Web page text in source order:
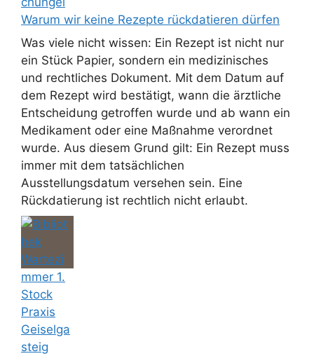
Warum wir keine Rezepte rückdatieren dürfen
Was viele nicht wissen: Ein Rezept ist nicht nur
ein Stück Papier, sondern ein medizinisches
und rechtliches Dokument. Mit dem Datum auf
dem Rezept wird bestätigt, wann die ärztliche
Entscheidung getroffen wurde und ab wann ein
Medikament oder eine Maßnahme verordnet
wurde. Aus diesem Grund gilt: Ein Rezept muss
immer mit dem tatsächlichen
Ausstellungsdatum versehen sein. Eine
Rückdatierung ist rechtlich nicht erlaubt.